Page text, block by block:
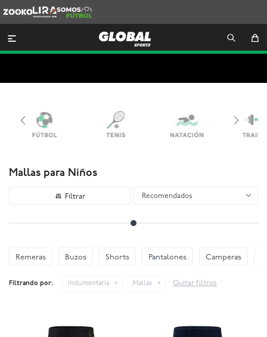
Lira
Somos
Futbol

Mallas para Niños
Recomendados
Remeras Buzos Shorts Pantalones Camperas
Filtrando por: Indumentaria Mallas Quitar filtros